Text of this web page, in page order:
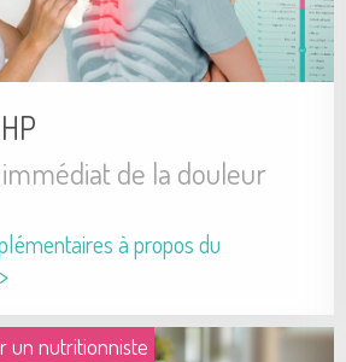
de la douleur
à propos du
un nutritionniste